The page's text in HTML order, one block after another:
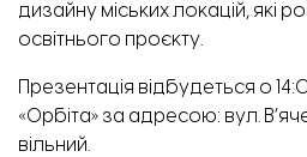
дизайну міських локацій, які
освітнього проєкту.
Презентація відбудеться о
«Орбіта» за адресою: вул.
вільний.